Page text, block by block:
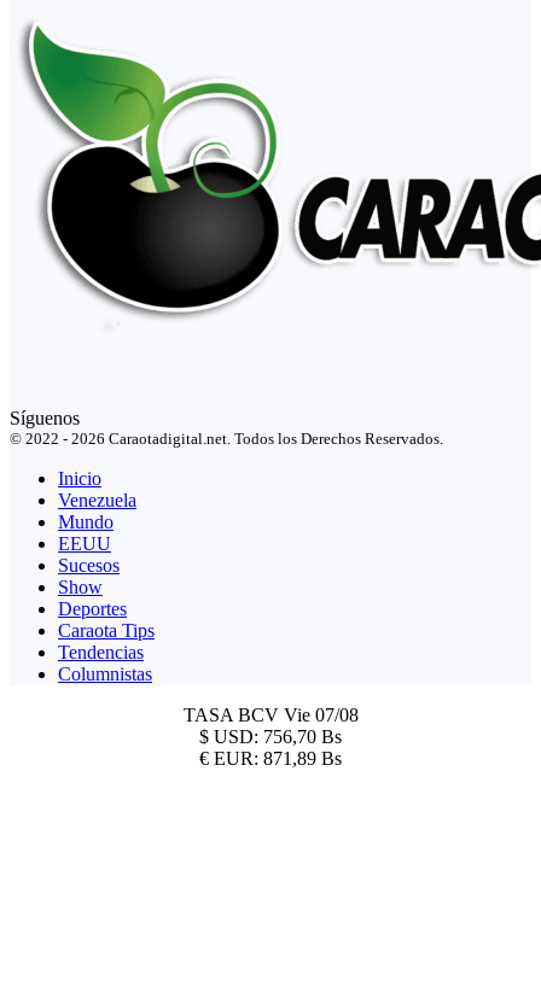
Síguenos
© 2022 - 2026 Caraotadigital.net. Todos los Derechos Reservados.
Inicio
Venezuela
Mundo
EEUU
Sucesos
Show
Deportes
Caraota Tips
Tendencias
Columnistas
TASA BCV Vie 07/08
$ USD: 756,70 Bs
€ EUR: 871,89 Bs